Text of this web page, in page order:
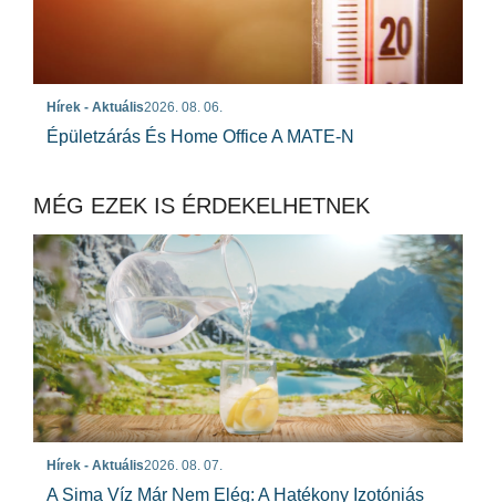
Hírek - Aktuális2026. 08. 06.
Épületzárás És Home Office A MATE-N
MÉG EZEK IS ÉRDEKELHETNEK
Hírek - Aktuális2026. 08. 07.
A Sima Víz Már Nem Elég: A Hatékony Izotóniás